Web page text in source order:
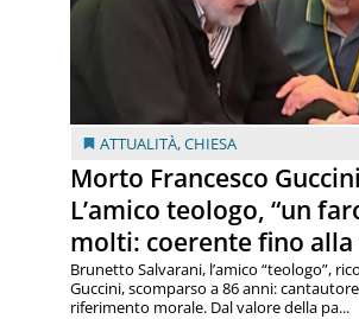
ATTUALITÀ,CHIESA
Morto Francesco
L’amico teologo, “un
molti: coerente fino alla
Brunetto Salvarani, l’amico “teologo”,
Guccini, scomparso a 86 anni:
riferimento morale. Dal valore della pa...